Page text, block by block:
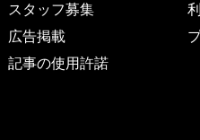
スタッフ募集
広告掲載
記事の使用許諾